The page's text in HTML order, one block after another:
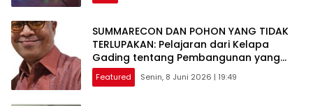
SUMMARECON DAN POHON YANG TIDAK
TERLUPAKAN: Pelajaran dari Kelapa
Gading tentang Pembangunan yang
Berakar Sejarah
Featured Senin, 8 Juni 2026 | 19:49